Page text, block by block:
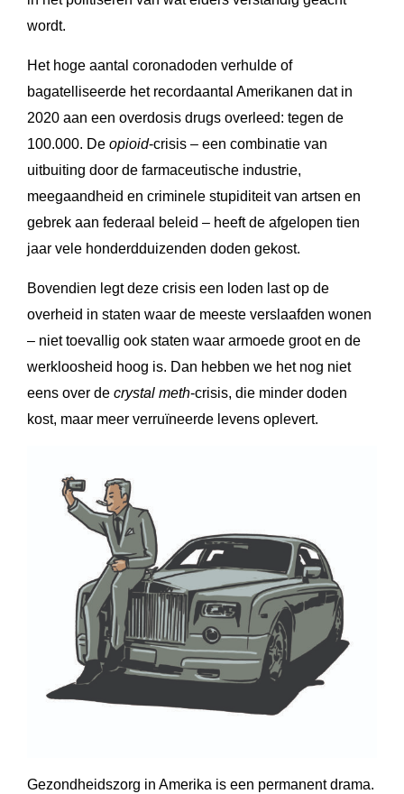
wordt.
Het hoge aantal coronadoden verhulde of
bagatelliseerde het recordaantal Amerikanen dat in
2020 aan een overdosis drugs overleed: tegen de
100.000. De opioid-crisis – een combinatie van
uitbuiting door de farmaceutische industrie,
meegaandheid en criminele stupiditeit van artsen en
gebrek aan federaal beleid – heeft de afgelopen tien
jaar vele honderdduizenden doden gekost.
Bovendien legt deze crisis een loden last op de
overheid in staten waar de meeste verslaafden wonen
– niet toevallig ook staten waar armoede groot en de
werkloosheid hoog is. Dan hebben we het nog niet
eens over de crystal meth-crisis, die minder doden
kost, maar meer verruïneerde levens oplevert.
Gezondheidszorg in Amerika is een permanent drama.